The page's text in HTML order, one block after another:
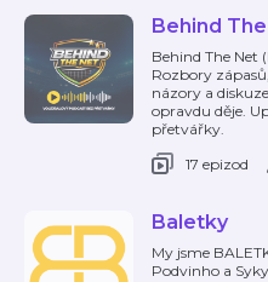
Behind
Behind The Net
Rozbory
názory a
opravdu děje.
přetvářky.
17 epizod
Baletky
My jsme
Podvinho a